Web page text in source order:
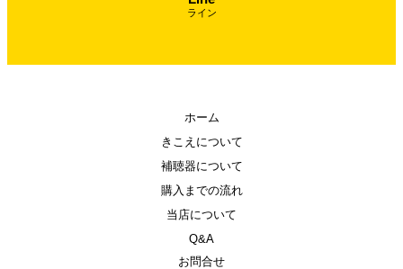
ライン
ホーム
きこえについて
補聴器について
購入までの流れ
当店について
Q&A
お問合せ